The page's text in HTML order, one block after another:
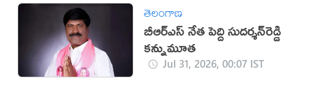
తెలంగాణ
బీఆర్‌ఎస్ నేత పెద్ది సుదర్శన్‌రెడ్డి
కన్నుమూత
Jul 31, 2026, 00:07 IST